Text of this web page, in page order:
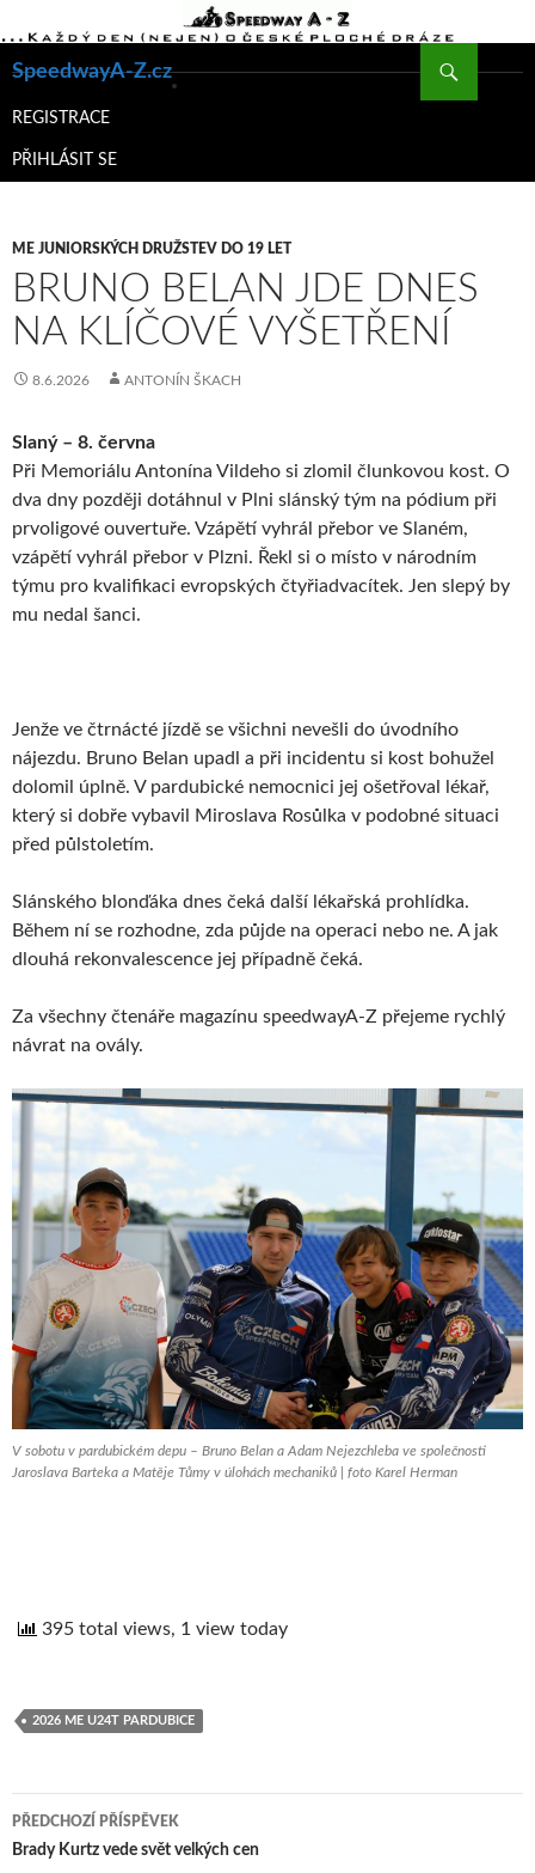
SpeedwayA-Z.cz
K
WEBU
REGISTRACE
PŘIHLÁSIT SE
ME JUNIORSKÝCH DRUŽSTEV DO 19 LET
BRUNO BELAN JDE DNES
NA KLÍČOVÉ VYŠETŘENÍ
8.6.2026 ANTONÍN ŠKACH
Slaný – 8. června
Při Memoriálu Antonína Vildeho si zlomil člunkovou kost. O
dva dny později dotáhnul v Plni slánský tým na pódium při
prvoligové ouvertuře. Vzápětí vyhrál přebor ve Slaném,
vzápětí vyhrál přebor v Plzni. Řekl si o místo v národním
týmu pro kvalifikaci evropských čtyřiadvacítek. Jen slepý by
mu nedal šanci.
Jenže ve čtrnácté jízdě se všichni nevešli do úvodního
nájezdu. Bruno Belan upadl a při incidentu si kost bohužel
dolomil úplně. V pardubické nemocnici jej ošetřoval lékař,
který si dobře vybavil Miroslava Rosůlka v podobné situaci
před půlstoletím.
Slánského blonďáka dnes čeká další lékařská prohlídka.
Během ní se rozhodne, zda půjde na operaci nebo ne. A jak
dlouhá rekonvalescence jej případně čeká.
Za všechny čtenáře magazínu speedwayA-Z přejeme rychlý
návrat na ovály.
V sobotu v pardubickém depu – Bruno Belan a Adam Nejezchleba ve společnosti
Jaroslava Barteka a Matěje Tůmy v úlohách mechaniků | foto Karel Herman
395 total views, 1 view today
2026 ME U24T PARDUBICE
Navigace
PŘEDCHOZÍ PŘÍSPĚVEK
Brady Kurtz vede svět velkých cen